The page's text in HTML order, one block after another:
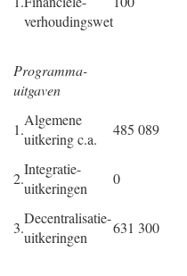
verhoudingswet
Programma-
uitgaven
1.
Algemene
uitkering c.a.
485 089
2.
Integratie-
uitkeringen
0
3.
Decentralisatie-
uitkeringen
631 300